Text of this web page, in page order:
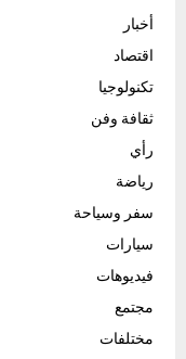
أخبار
اقتصاد
تكنولوجيا
ثقافة وفن
رأي
رياضة
سفر وسياحة
سيارات
فيديوهات
مجتمع
مختلفات